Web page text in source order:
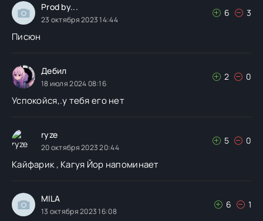
Prod by...
23 октября 2023 14:44
6 3
Писюн
Дебил
18 июля 2024 08:16
2 0
Успокойся,.у тебя его нет
ryze
20 октября 2023 20:44
5 0
Кайфарик , Кагуя Йор напоминает
MILA
13 октября 2023 16:08
6 1